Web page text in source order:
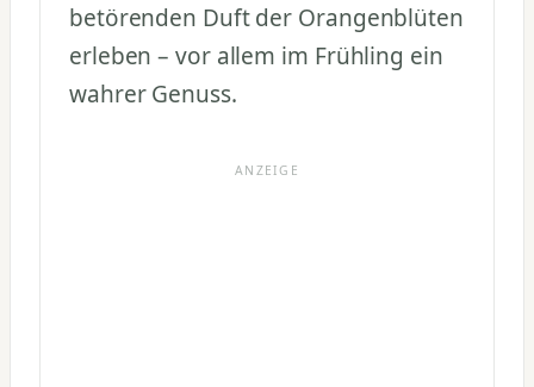
betörenden Duft der Orangenblüten
erleben – vor allem im Frühling ein
wahrer Genuss.
ANZEIGE